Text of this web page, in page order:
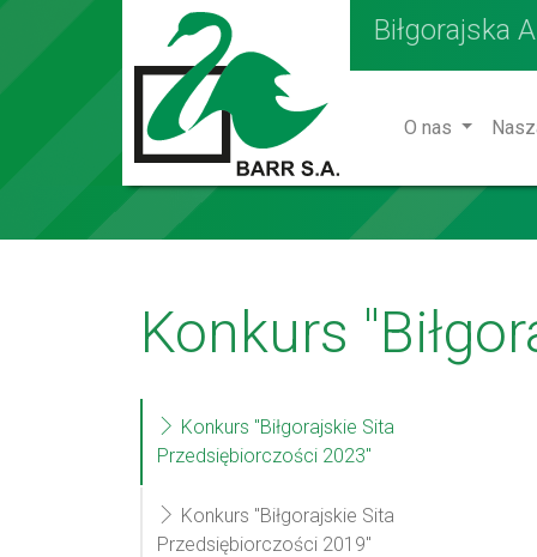
Biłgorajska
O nas
Konkurs
Konkurs "Biłgorajskie Sita
Przedsiębiorczości 2023"
Konkurs "Biłgorajskie Sita
Przedsiębiorczości 2019"